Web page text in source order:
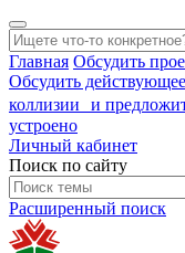
Главная Обсудить
Обсудить действующее
коллизии и
устроено
Личный кабинет
Поиск по сайту
Расширенный поиск